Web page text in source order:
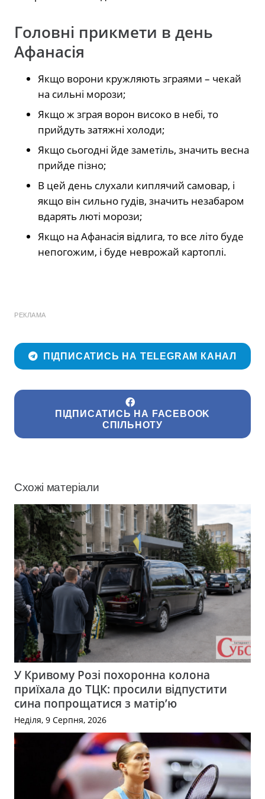
Головні прикмети в день
Афанасія
Якщо ворони кружляють зграями – чекай
на сильні морози;
Якщо ж зграя ворон високо в небі, то
прийдуть затяжні холоди;
Якщо сьогодні йде заметіль, значить весна
прийде пізно;
В цей день слухали киплячий самовар, і
якщо він сильно гудів, значить незабаром
вдарять люті морози;
Якщо на Афанасія відлига, то все літо буде
непогожим, і буде неврожай картоплі.
РЕКЛАМА
ПІДПИСАТИСЬ НА TELEGRAM КАНАЛ
ПІДПИСАТИСЬ НА FACEBOOK
СПІЛЬНОТУ
Схожі матеріали
У Кривому Розі похоронна колона
приїхала до ТЦК: просили відпустити
сина попрощатися з матір’ю
Неділя, 9 Серпня, 2026